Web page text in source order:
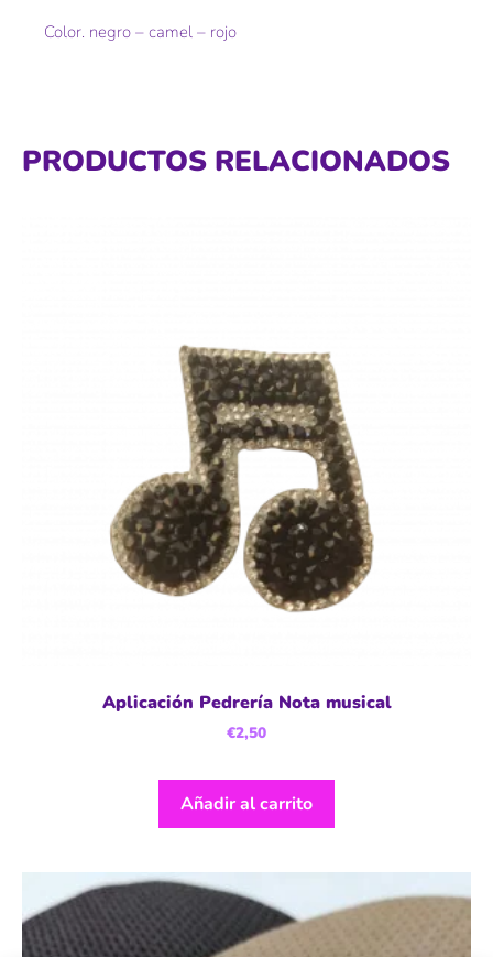
Color. negro – camel – rojo
PRODUCTOS RELACIONADOS
Aplicación Pedrería Nota musical
€2,50
Añadir al carrito